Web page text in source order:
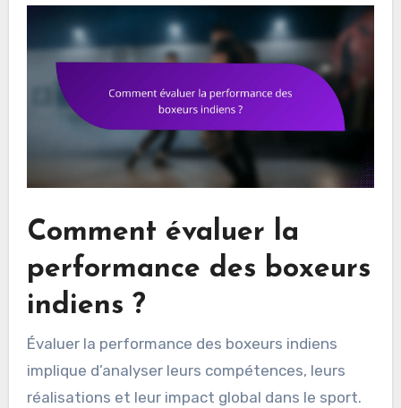
Comment évaluer la
performance des boxeurs
indiens ?
Évaluer la performance des boxeurs indiens
implique d’analyser leurs compétences, leurs
réalisations et leur impact global dans le sport.